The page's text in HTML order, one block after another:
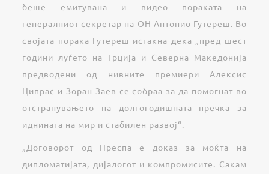
беше емитувана и видео пораката на
генералниот секретар на ОН Антонио Гутереш. Во
својата порака Гутереш истакна дека „пред шест
години луѓето на Грција и Северна Македонија
предводени од нивните премиери Алексис
Ципрас и Зоран Заев се собраа за да помогнат во
отстранувањето на долгогодишната пречка за
иднината на мир и стабилен развој“.
„Договорот од Преспа е доказ за моќта на
дипломатијата, дијалогот и компромисите. Сакам